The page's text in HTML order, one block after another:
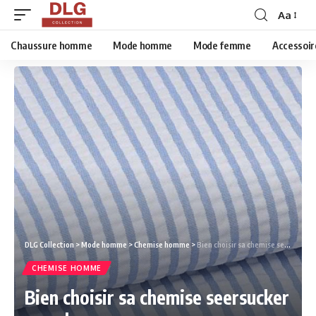
Aa
Chaussure homme Mode homme Mode femme
DLG Collection >Mode homme >Chemise homme> Bien choisir sa chemise seersucker pour homme
CHEMISE HOMME
Bien choisir sa chemise seersucker